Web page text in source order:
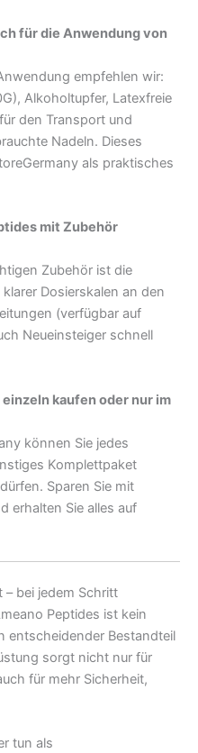
für die Anwendung von
empfehlen wir:
Alkoholtupfer, Latexfreie
den Transport und
Nadeln. Dieses
als praktisches
mit Zubehör
Zubehör ist die
Dosierskalen an den
(verfügbar auf
Neueinsteiger schnell
kaufen oder nur im
können Sie jedes
Komplettpaket
Sparen Sie mit
erhalten Sie alles auf
– bei jedem Schritt
Peptides ist kein
entscheidender Bestandteil
sorgt nicht nur für
für mehr Sicherheit,
tun als